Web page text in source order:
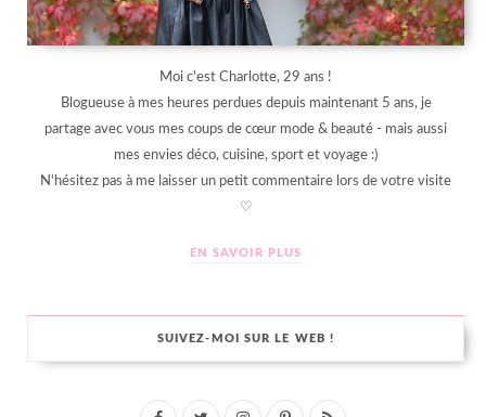
Moi c'est Charlotte, 29 ans !
Blogueuse à mes heures perdues depuis maintenant 5 ans, je
partage avec vous mes coups de cœur mode & beauté - mais aussi
mes envies déco, cuisine, sport et voyage :)
N'hésitez pas à me laisser un petit commentaire lors de votre visite
♡
EN SAVOIR PLUS
SUIVEZ-MOI SUR LE WEB !